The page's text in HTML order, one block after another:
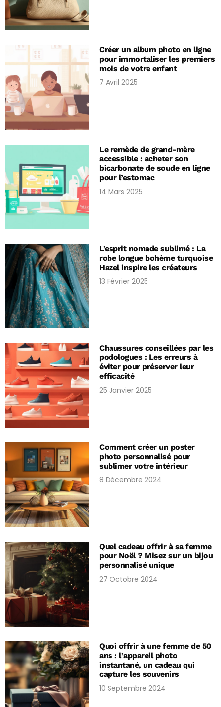
Créer un album photo en ligne
pour immortaliser les premiers
mois de votre enfant
7 Avril 2025
Le remède de grand-mère
accessible : acheter son
bicarbonate de soude en ligne
pour l’estomac
14 Mars 2025
L’esprit nomade sublimé : La
robe longue bohème turquoise
Hazel inspire les créateurs
13 Février 2025
Chaussures conseillées par les
podologues : Les erreurs à
éviter pour préserver leur
efficacité
25 Janvier 2025
Comment créer un poster
photo personnalisé pour
sublimer votre intérieur
8 Décembre 2024
Quel cadeau offrir à sa femme
pour Noël ? Misez sur un bijou
personnalisé unique
27 Octobre 2024
Quoi offrir à une femme de 50
ans : l’appareil photo
instantané, un cadeau qui
capture les souvenirs
10 Septembre 2024